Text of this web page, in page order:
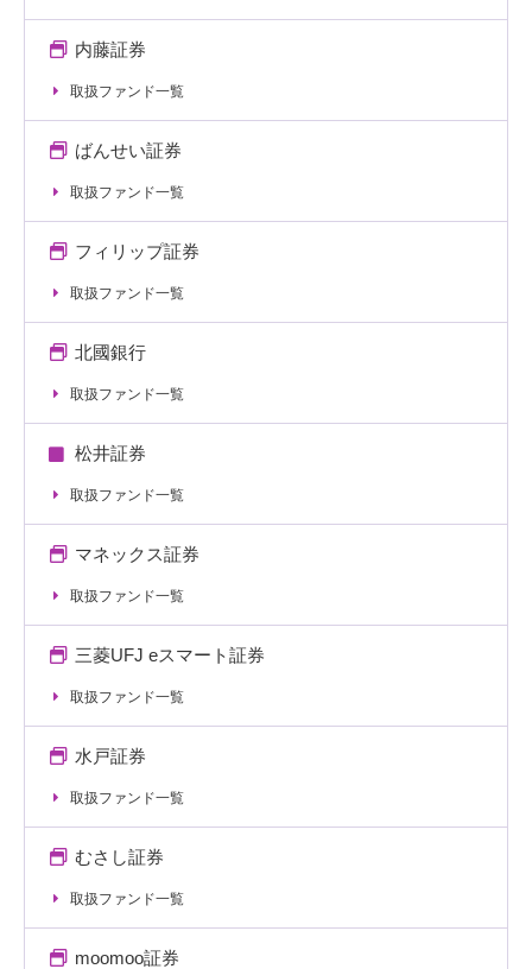
内藤証券
取扱ファンド一覧
ばんせい証券
取扱ファンド一覧
フィリップ証券
取扱ファンド一覧
北國銀行
取扱ファンド一覧
松井証券
取扱ファンド一覧
マネックス証券
取扱ファンド一覧
三菱UFJ eスマート証券
取扱ファンド一覧
水戸証券
取扱ファンド一覧
むさし証券
取扱ファンド一覧
moomoo証券